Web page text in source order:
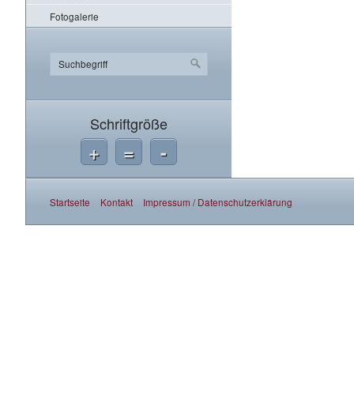
Fotogalerie
Schriftgröße
+ = -
Startseite Kontakt Impressum / Datenschutzerklärung